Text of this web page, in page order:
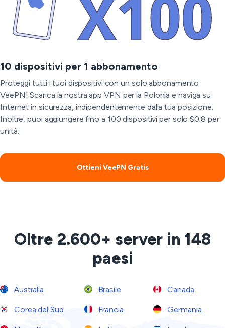
10 dispositivi per 1 abbonamento
Proteggi tutti i tuoi dispositivi con un solo abbonamento
VeePN! Scarica la nostra app VPN per la Polonia e naviga su
Internet in sicurezza, indipendentemente dalla tua posizione.
Inoltre, puoi aggiungere fino a 100 dispositivi per solo $0.8 per
unità.
Ottieni VeePN Gratis
Oltre 2.600+ server in 148
paesi
Australia Brasile Canada
Corea del Sud Francia Germania